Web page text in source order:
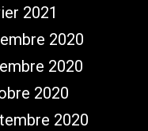
2021
2020
2020
2020
2020